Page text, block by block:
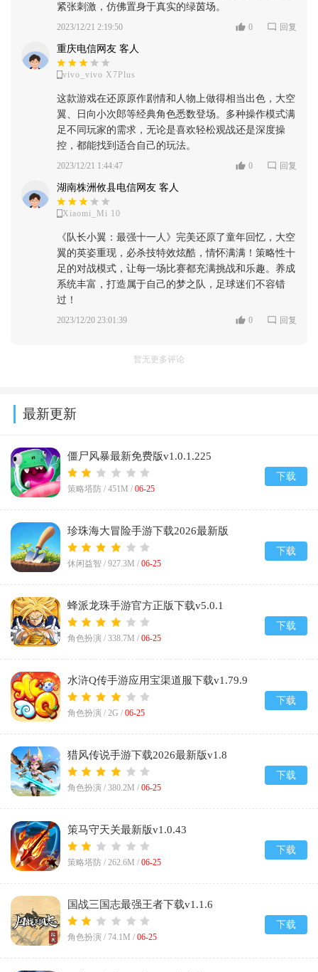
紧张刺激，仿佛置身于真实的绿茵场。
2023/12/21 2:19:50 0 回复
重庆电信网友 客人
vivo_vivo X7Plus
这款游戏在还原原作剧情和人物上做得相当出色，大空
翼、日向小次郎等经典角色悉数登场。多种操作模式满
足不同玩家的需求，无论是喜欢轻松观战还是深度操
控，都能找到适合自己的玩法。
2023/12/21 1:44:47 0 回复
湖南株洲攸县电信网友 客人
Xiaomi_Mi 10
《队长小翼：最强十一人》完美还原了童年回忆，大空
翼的英姿重现，必杀技特效炫酷，情怀满满！策略性十
足的对战模式，让每一场比赛都充满挑战和乐趣。养成
系统丰富，打造属于自己的梦之队，足球迷们不容错
过！
2023/12/20 23:01:39 0 回复
暂无更多评论
最新更新
僵尸风暴最新免费版v1.0.1.225
策略塔防 / 451M / 06-25
下载
珍珠海大冒险手游下载2026最新版
v1.0.26010901.260109
休闲益智 / 927.3M / 06-25
下载
蜂派龙珠手游官方正版下载v5.0.1
角色扮演 / 338.7M / 06-25
下载
水浒Q传手游应用宝渠道服下载v1.79.9
角色扮演 / 2G / 06-25
下载
猎风传说手游下载2026最新版v1.8
角色扮演 / 380.2M / 06-25
下载
策马守天关最新版v1.0.43
策略塔防 / 262.6M / 06-25
下载
国战三国志最强王者下载v1.1.6
角色扮演 / 74.1M / 06-25
下载